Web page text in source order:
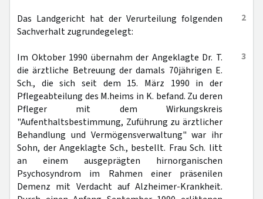
2
Das Landgericht hat der Verurteilung folgenden
Sachverhalt zugrundegelegt:
3
Im Oktober 1990 übernahm der Angeklagte Dr. T.
die ärztliche Betreuung der damals 70jährigen E.
Sch., die sich seit dem 15. März 1990 in der
Pflegeabteilung des M.heims in K. befand. Zu deren
Pfleger mit dem Wirkungskreis
"Aufenthaltsbestimmung, Zuführung zu ärztlicher
Behandlung und Vermögensverwaltung" war ihr
Sohn, der Angeklagte Sch., bestellt. Frau Sch. litt
an einem ausgeprägten hirnorganischen
Psychosyndrom im Rahmen einer präsenilen
Demenz mit Verdacht auf Alzheimer-Krankheit.